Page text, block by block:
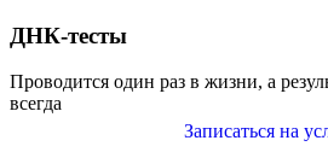
ДНК-тесты
Проводится один раз в жизни, а
всегда
Записаться на